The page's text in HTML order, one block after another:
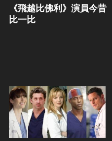
《飛越比佛利》演員今昔
比一比